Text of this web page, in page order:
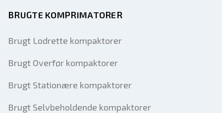
BRUGTE KOMPRIMATORER
Brugt Lodrette kompaktorer
Brugt Overfør kompaktorer
Brugt Stationære kompaktorer
Brugt Selvbeholdende kompaktorer